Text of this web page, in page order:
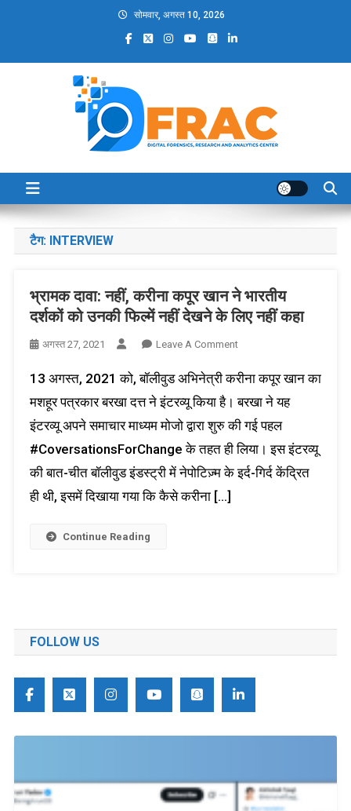
सोमवार, अगस्त 10, 2026
DFRAC_ORG
टैग: INTERVIEW
भ्रामक दावा: नहीं, करीना कपूर खान ने भारतीय
दर्शकों को उनकी फिल्में नहीं देखने के लिए नहीं कहा
अगस्त 27, 2021 Leave A CommentOn
दावा:
नहीं,
करीना
कपूर
खान
ने
लिए
13 अगस्त, 2021 को, बॉलीवुड अभिनेत्री करीना कपूर खान का
मशहूर पत्रकार बरखा दत्त ने इंटरव्यू किया है। बरखा ने यह
इंटरव्यू अपने समाचार माध्यम मोजो द्वारा शुरु की गई पहल
#CoversationsForChange के तहत ही लिया। इस इंटरव्यू
की बात-चीत बॉलीवुड इंडस्ट्री में नेपोटिज़्म के इर्द-गिर्द केंद्रित
ही थी, इसमें दिखाया गया कि कैसे करीना […]
Continue Reading
FOLLOW US